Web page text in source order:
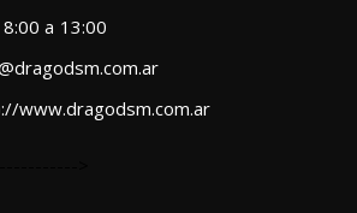
13:00
www.dragodsm.com.ar